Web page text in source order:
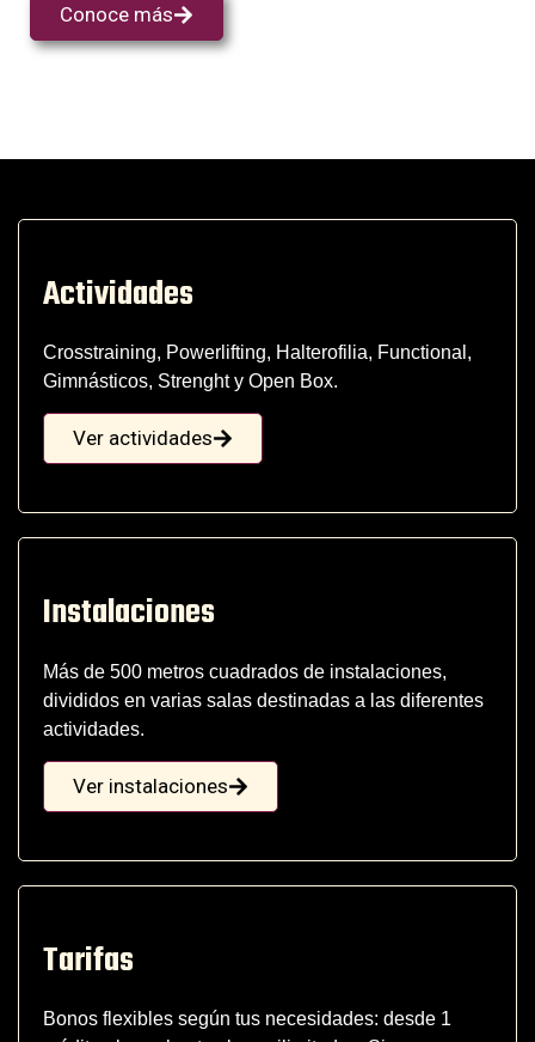
Conoce más
Actividades
Crosstraining, Powerlifting, Halterofilia, Functional,
Gimnásticos, Strenght y Open Box.
Ver actividades
Instalaciones
Más de 500 metros cuadrados de instalaciones,
divididos en varias salas destinadas a las diferentes
actividades.
Ver instalaciones
Tarifas
Bonos flexibles según tus necesidades: desde 1